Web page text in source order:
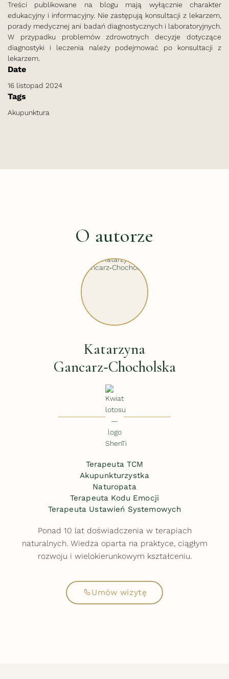
Treści publikowane na blogu mają wyłącznie charakter
edukacyjny i informacyjny. Nie zastępują konsultacji z lekarzem,
porady medycznej ani badań diagnostycznych i laboratoryjnych.
W przypadku problemów zdrowotnych decyzje dotyczące
diagnostyki i leczenia należy podejmować po konsultacji z
lekarzem.
Date
16 listopad 2024
Tags
Akupunktura
O autorze
Katarzyna
Gancarz‑Chocholska
Terapeuta TCM
Akupunkturzystka
Naturopata
Terapeuta Kodu Emocji
Terapeuta Ustawień Systemowych
Ponad 10 lat doświadczenia w terapiach
naturalnych. Wiedza oparta na praktyce, ciągłym
rozwoju i wielokierunkowym kształceniu.
Umów wizytę